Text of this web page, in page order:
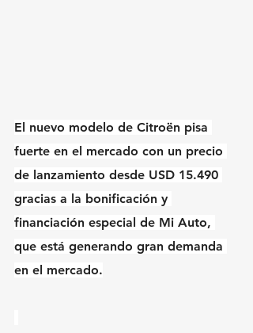
El nuevo modelo de Citroën pisa
fuerte en el mercado con un precio
de lanzamiento desde USD 15.490
gracias a la bonificación y
financiación especial de Mi Auto,
que está generando gran demanda
en el mercado.